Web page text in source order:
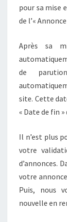
pour sa mise
de l’«
Après sa
de
site. Cette
« Date de fin
Il n’est plus
votre
d’annonces.
votre
Puis, nous
nouvelle en